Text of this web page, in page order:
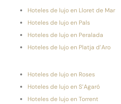
Hoteles de lujo en Lloret de Mar
Hoteles de lujo en Pals
Hoteles de lujo en Peralada
Hoteles de lujo en Platja d’Aro
Hoteles de lujo en Roses
Hoteles de lujo en S’Agaró
Hoteles de lujo en Torrent